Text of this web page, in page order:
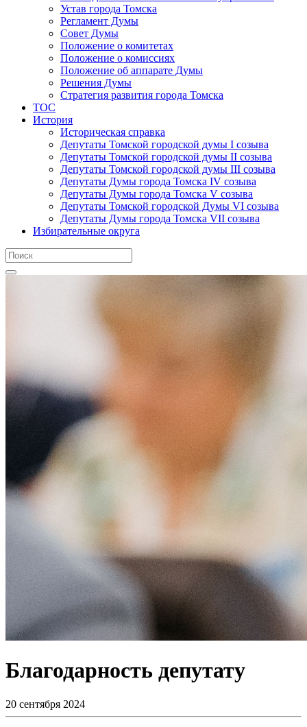
Устав города Томска
Регламент Думы
Совет Думы
Положение о комитетах
Положение о комиссиях
Положение об аппарате Думы
Решения Думы
Стратегия развития города Томска
ТОС
История
Историческая справка
Депутаты Томской городской думы I созыва
Депутаты Томской городской думы II созыва
Депутаты Томской городской думы III созыва
Депутаты Думы города Томска IV созыва
Депутаты Думы города Томска V созыва
Депутаты Томской городской Думы VI созыва
Депутаты Думы города Томска VII созыва
Избирательные округа
Благодарность депутату
20 сентября 2024